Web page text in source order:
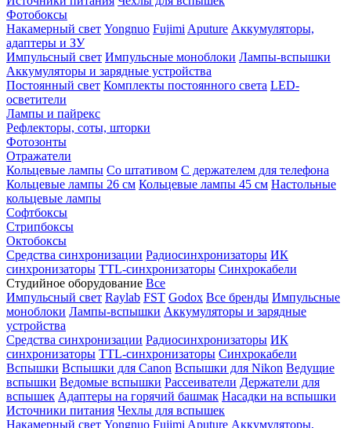
Фотобоксы
Накамерный свет Yongnuo Fujimi Aputure Аккумуляторы,
адаптеры и ЗУ
Импульсный свет Импульсные моноблоки Лампы-вспышки
Аккумуляторы и зарядные устройства
Постоянный свет Комплекты постоянного света LED-
осветители
Лампы и пайрекс
Рефлекторы, соты, шторки
Фотозонты
Отражатели
Кольцевые лампы Со штативом С держателем для телефона
Кольцевые лампы 26 см Кольцевые лампы 45 см Настольные
кольцевые лампы
Софтбоксы
Стрипбоксы
Октобоксы
Средства синхронизации Радиосинхронизаторы ИК
синхронизаторы TTL-синхронизаторы Синхрокабели
Студийное оборудование Все
Импульсный свет Raylab FST Godox Все бренды Импульсные
моноблоки Лампы-вспышки Аккумуляторы и зарядные
устройства
Средства синхронизации Радиосинхронизаторы ИК
синхронизаторы TTL-синхронизаторы Синхрокабели
Вспышки Вспышки для Canon Вспышки для Nikon Ведущие
вспышки Ведомые вспышки Рассеиватели Держатели для
вспышек Адаптеры на горячий башмак Насадки на вспышки
Источники питания Чехлы для вспышек
Накамерный свет Yongnuo Fujimi Aputure Аккумуляторы,